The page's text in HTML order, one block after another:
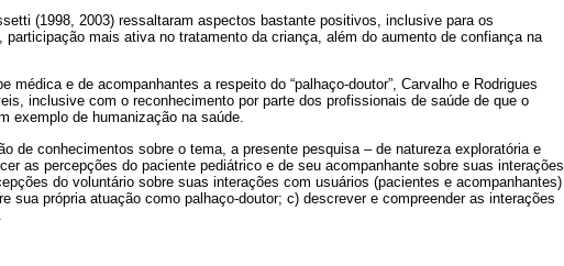
(1998, 2003) ressaltaram aspectos bastante positivos, inclusive para os
participação mais ativa no tratamento da criança, além do aumento de confiança na
médica e de acompanhantes a respeito do “palhaço-doutor”, Carvalho e Rodrigues
inclusive com o reconhecimento por parte dos profissionais de saúde de que o
exemplo de humanização na saúde.
de conhecimentos sobre o tema, a presente pesquisa – de natureza exploratória e
as percepções do paciente pediátrico e de seu acompanhante sobre suas interações
do voluntário sobre suas interações com usuários (pacientes e acompanhantes)
sua própria atuação como palhaço-doutor; c) descrever e compreender as interações